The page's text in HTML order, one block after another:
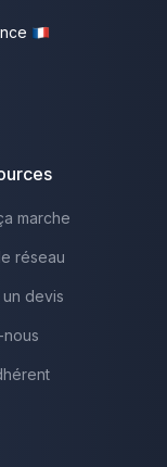
marche
réseau
devis